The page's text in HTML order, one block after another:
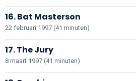
16. Bat Masterson
22 februari 1997 (41 minuten)
17. The Jury
8 maart 1997 (41 minuten)